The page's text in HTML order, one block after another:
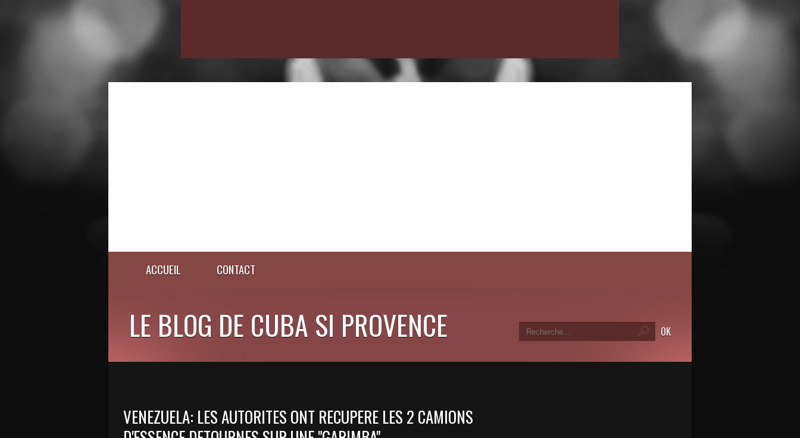
ACCUEIL CONTACT
LE BLOG DE CUBA SI PROVENCE
VENEZUELA: LES AUTORITES ONT RECUPERE LES 2 CAMIONS